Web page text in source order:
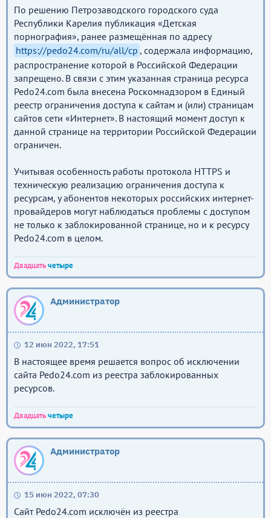
По решению Петрозаводского городского суда
Республики Карелия публикация «Детская
порнография», ранее размещённая по адресу
https://pedo24.com/ru/all/cp , содержала информацию,
распространение которой в Российской Федерации
запрещено. В связи с этим указанная страница ресурса
Pedo24.com была внесена Роскомнадзором в Единый
реестр ограничения доступа к сайтам и (или) страницам
сайтов сети «Интернет». В настоящий момент доступ к
данной странице на территории Российской Федерации
ограничен.
Учитывая особенность работы протокола HTTPS и
техническую реализацию ограничения доступа к
ресурсам, у абонентов некоторых российских интернет-
провайдеров могут наблюдаться проблемы с доступом
не только к заблокированной странице, но и к ресурсу
Pedo24.com в целом.
Двадцатьчетыре
Администратор
12 июн 2022, 17:51
В настоящее время решается вопрос об исключении
сайта Pedo24.com из реестра заблокированных
ресурсов.
Двадцатьчетыре
Администратор
15 июн 2022, 07:30
Сайт Pedo24.com исключён из реестра